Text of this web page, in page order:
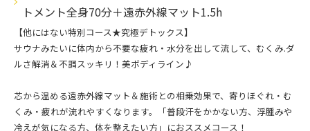
トメント全身70分＋遠赤外線マット1.5h
【他にはない特別コース★究極デトックス】
サウナみたいに体内から不要な疲れ・水分を出して流して、むくみ.ダ
ルさ解消＆不調スッキリ！美ボディライン♪
芯から温める遠赤外線マット＆施術との相乗効果で、寄りほぐれ・む
くみ・疲れが流れやすくなります。「普段汗をかかない方、浮腫みや
冷えが気になる方、体を整えたい方」におススメコース！